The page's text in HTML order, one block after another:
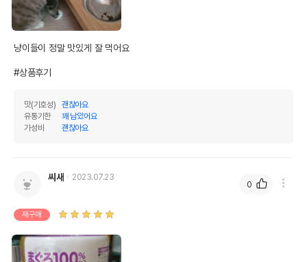
냥이들이 정말 맛있게 잘 먹어요
#상품후기
맛(기호성)
괜찮아요
유통기한
꽤 남았어요
가성비
괜찮아요
씨새 2023.07.23
재구매
0